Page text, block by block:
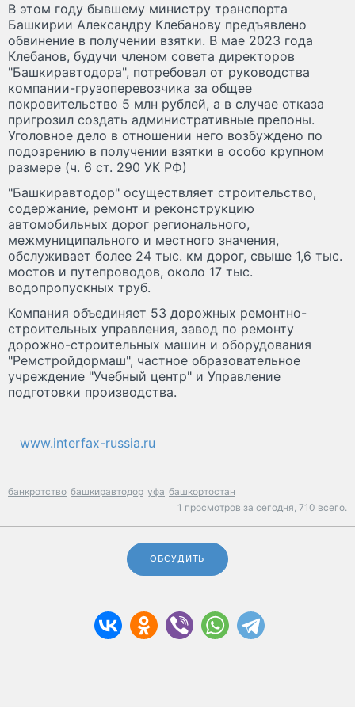
В этом году бывшему министру транспорта
Башкирии Александру Клебанову предъявлено
обвинение в получении взятки. В мае 2023 года
Клебанов, будучи членом совета директоров
"Башкиравтодора", потребовал от руководства
компании-грузоперевозчика за общее
покровительство 5 млн рублей, а в случае отказа
пригрозил создать административные препоны.
Уголовное дело в отношении него возбуждено по
подозрению в получении взятки в особо крупном
размере (ч. 6 ст. 290 УК РФ)
"Башкиравтодор" осуществляет строительство,
содержание, ремонт и реконструкцию
автомобильных дорог регионального,
межмуниципального и местного значения,
обслуживает более 24 тыс. км дорог, свыше 1,6 тыс.
мостов и путепроводов, около 17 тыс.
водопропускных труб.
Компания объединяет 53 дорожных ремонтно-
строительных управления, завод по ремонту
дорожно-строительных машин и оборудования
"Ремстройдормаш", частное образовательное
учреждение "Учебный центр" и Управление
подготовки производства.
www.interfax-russia.ru
банкротство башкиравтодор уфа башкортостан
1 просмотров за сегодня, 710 всего.
ОБСУДИТЬ